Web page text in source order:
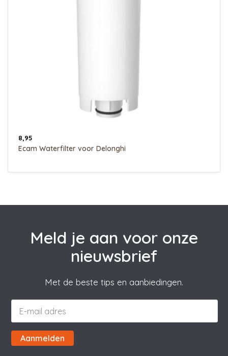
8,95
Ecam Waterfilter voor Delonghi
Meld je aan voor onze
nieuwsbrief
Met de beste tips en aanbiedingen.
Aanmelden